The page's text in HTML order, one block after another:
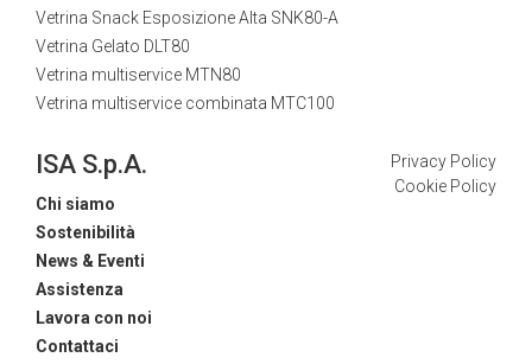
Vetrina Snack Esposizione Alta SNK80-A
Vetrina Gelato DLT80
Vetrina multiservice MTN80
Vetrina multiservice combinata MTC100
ISA S.p.A.
Chi siamo
Sostenibilità
News & Eventi
Assistenza
Lavora con noi
Contattaci
Privacy Policy
Cookie Policy